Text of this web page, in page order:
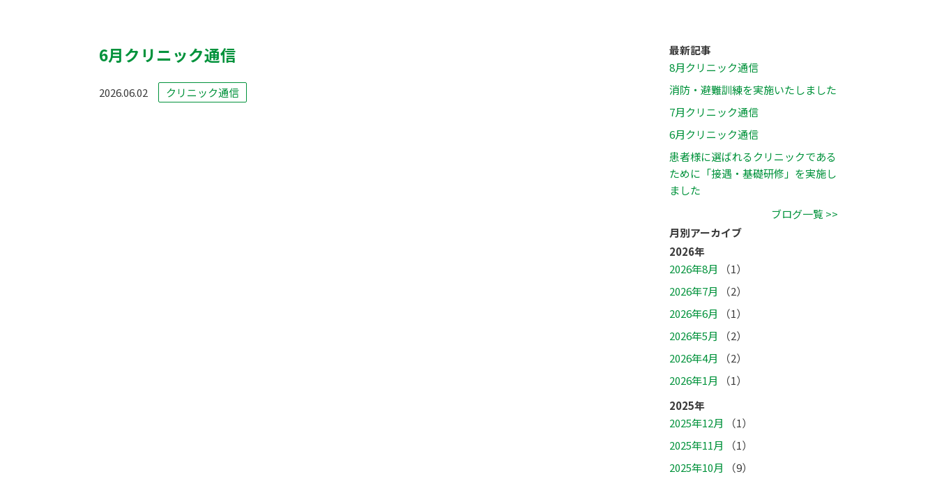
6月クリニック通信
2026.06.02 クリニック通信
最新記事
8月クリニック通信
消防・避難訓練を実施いたしました
7月クリニック通信
6月クリニック通信
患者様に選ばれるクリニックである
ために「接遇・基礎研修」を実施し
ました
ブログ一覧 >>
月別アーカイブ
2026年
2026年8月
（1）
2026年7月
（2）
2026年6月
（1）
2026年5月
（2）
2026年4月
（2）
2026年1月
（1）
2025年
2025年12月
（1）
2025年11月
（1）
2025年10月
（9）